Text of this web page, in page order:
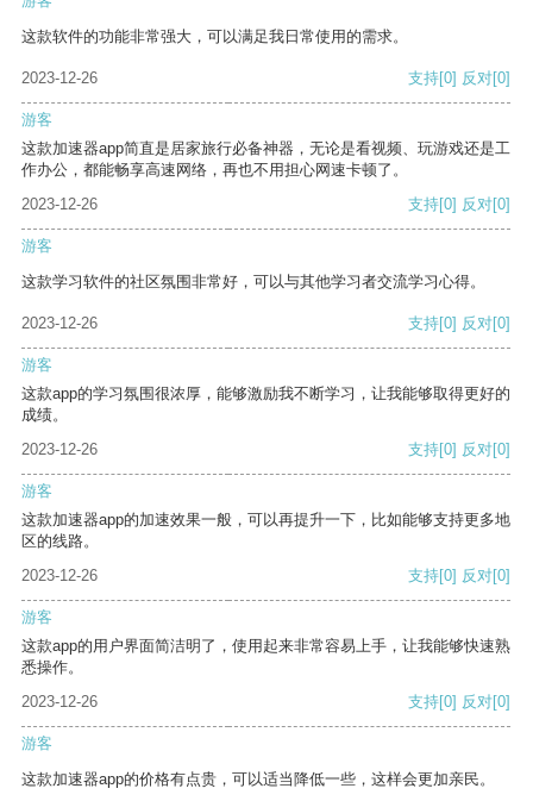
这款软件的功能非常强大，可以满足我日常使用的需求。
2023-12-26 支持[0] 反对[0]
游客
这款加速器app简直是居家旅行必备神器，无论是看视频、玩游戏还是工
作办公，都能畅享高速网络，再也不用担心网速卡顿了。
2023-12-26
支持[0] 反对[0]
游客
这款学习软件的社区氛围非常好，可以与其他学习者交流学习心得。
2023-12-26 支持[0] 反对[0]
游客
这款app的学习氛围很浓厚，能够激励我不断学习，让我能够取得更好的
成绩。
2023-12-26
支持[0] 反对[0]
游客
这款加速器app的加速效果一般，可以再提升一下，比如能够支持更多地
区的线路。
2023-12-26
支持[0] 反对[0]
游客
这款app的用户界面简洁明了，使用起来非常容易上手，让我能够快速熟
悉操作。
2023-12-26
支持[0] 反对[0]
游客
这款加速器app的价格有点贵，可以适当降低一些，这样会更加亲民。